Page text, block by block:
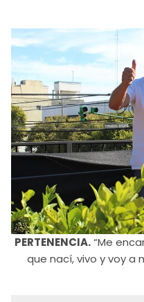
PERTENENCIA.“Me
que nací, vivo y voy a